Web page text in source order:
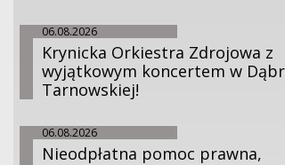
06.08.2026
Krynicka Orkiestra Zdrojowa z
wyjątkowym koncertem w
Tarnowskiej!
06.08.2026
Nieodpłatna pomoc prawna,